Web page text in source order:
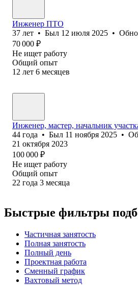
Инженер ПТО
37 лет • Был 12 июля 2025 •
70 000 ₽
Не ищет работу
Общий опыт
12 лет 6 месяцев
Инженер, мастер, начальник
44 года • Был 11 ноября 2025 •
21 октября 2023
100 000 ₽
Не ищет работу
Общий опыт
22 года 3 месяца
Быстрые фильтры
Частичная занятость
Полная занятость
Полный день
Проектная работа
Сменный график
Вахтовый метод